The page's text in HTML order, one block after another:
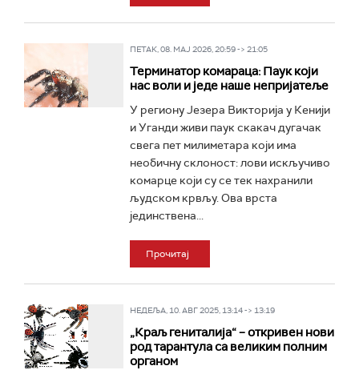
ПЕТАК, 08. МАЈ 2026, 20:59 -> 21:05
Терминатор комараца: Паук који
нас воли и једе наше непријатеље
У региону Језера Викторија у Кенији
и Уганди живи паук скакач дугачак
свега пет милиметара који има
необичну склоност: лови искључиво
комарце који су се тек нахранили
људском крвљу. Ова врста
јединствена...
Прочитај
НЕДЕЉА, 10. АВГ 2025, 13:14 -> 13:19
„Краљ гениталија“ – откривен нови
род тарантула са великим полним
органом